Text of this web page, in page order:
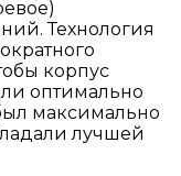
Технология
корпус
оптимально
максимально
лучшей